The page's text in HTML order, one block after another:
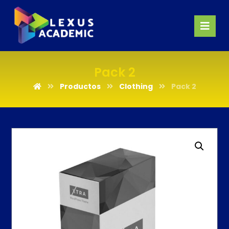
Pack 2
Productos Clothing Pack 2